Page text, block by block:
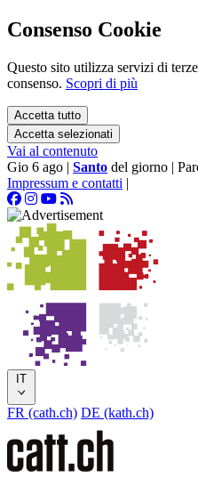
Consenso Cookie
Questo sito utilizza servizi di
consenso. Scopri di più
Accetta tutto
Accetta selezionati
Vai al contenuto
Gio 6 ago | Santo del giorno |
Impressum e contatti |
IT
FR (cath.ch) DE (kath.ch)